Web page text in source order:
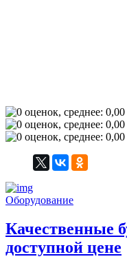
Оборудование
Качественные
доступной цене